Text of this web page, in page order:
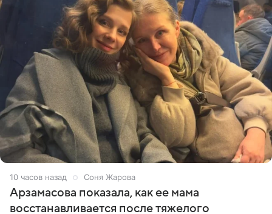
10 часов назад Соня Жарова
Арзамасова показала, как ее мама
восстанавливается после тяжелого